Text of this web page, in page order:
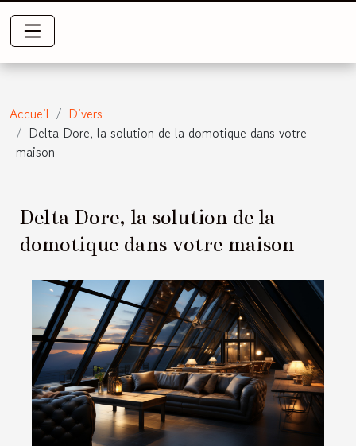
Accueil
Divers
Delta Dore, la solution de la domotique dans votre
maison
Delta Dore, la solution de la
domotique dans votre maison